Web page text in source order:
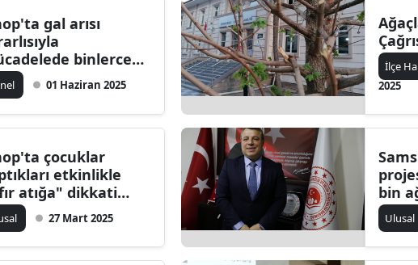
Bilecik
Bingöl
Bitlis
Bolu
Burdur
Bursa
Çanakkale
Çankırı
gal arısı
binlerce
böcek kullanılıyor
01 Haziran 2025
İlçe
2025
çocuklar
etkinlikle
atığa" dikkati
27 Mart 2025
bin
Ulusal